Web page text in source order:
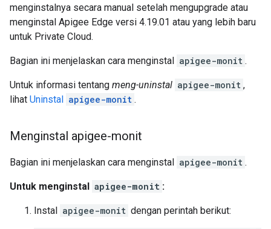
menginstalnya secara manual setelah mengupgrade atau
menginstal Apigee Edge versi 4.19.01 atau yang lebih baru
untuk Private Cloud.
Bagian ini menjelaskan cara menginstal apigee-monit .
Untuk informasi tentang meng-uninstal apigee-monit ,
lihat Uninstal apigee-monit .
Menginstal apigee-monit
Bagian ini menjelaskan cara menginstal apigee-monit .
Untuk menginstal apigee-monit :
Instal apigee-monit dengan perintah berikut: